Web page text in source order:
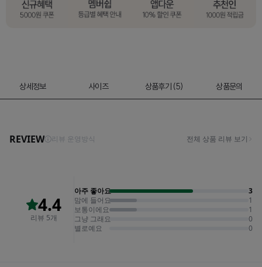
상세정보 사이즈 상품후기 (5) 상품문의